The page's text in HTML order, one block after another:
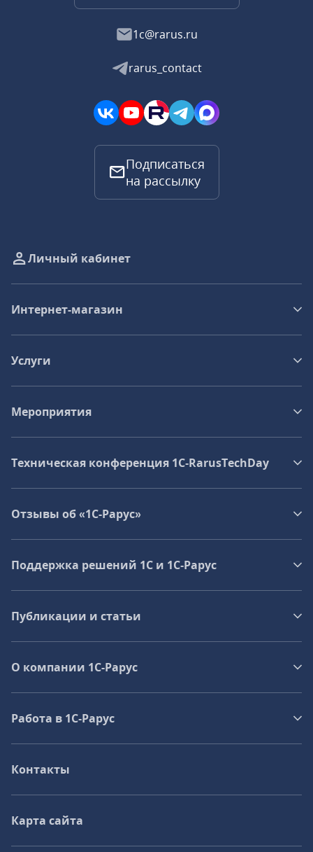
1c@rarus.ru
rarus_contact
Подписаться
на рассылку
Личный кабинет
Интернет-магазин
Услуги
Мероприятия
Техническая конференция 1C‑RarusTechDay
Отзывы об «1С-Рарус»
Поддержка решений 1С и 1С‑Рарус
Публикации и статьи
О компании 1C-Рарус
Работа в 1С‑Рарус
Контакты
Карта сайта